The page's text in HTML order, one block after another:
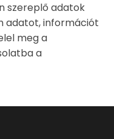
szereplő adatok
adatot, információt
meg a
a